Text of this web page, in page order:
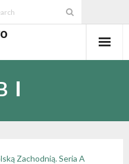
Zachodnią. Seria A